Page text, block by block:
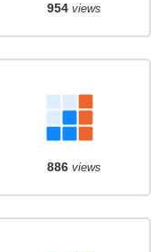
954views
886views